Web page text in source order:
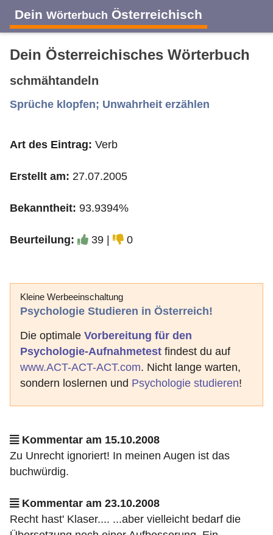
Dein Wörterbuch Österreichisch
A B C D E F G
J K L M
Dein Österreichisches Wörterbuch
schmähtandeln
Sprüche klopfen; Unwahrheit erzählen
Art des Eintrag: Verb
Erstellt am: 27.07.2005
Bekanntheit: 93.9394%
Beurteilung: 39 | 0
Kleine Werbeeinschaltung
Psychologie Studieren in Österreich!
Die optimale Vorbereitung für den
Psychologie-Aufnahmetest findest du auf
www.ACT-ACT-ACT.com. Nicht lange warten,
sondern loslernen und Psychologie studieren!
Kommentar am 15.10.2008
Zu Unrecht ignoriert! In meinen Augen ist das
buchwürdig.
Kommentar am 23.10.2008
Recht hast' Klaser.... ...aber vielleicht bedarf die